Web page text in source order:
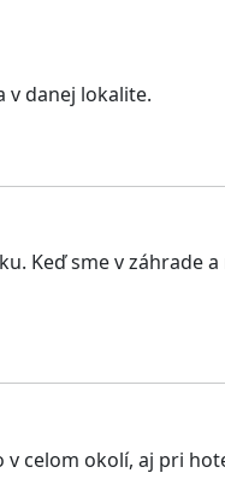
v danej lokalite.
Keď sme v záhrade
celom okolí, aj pri